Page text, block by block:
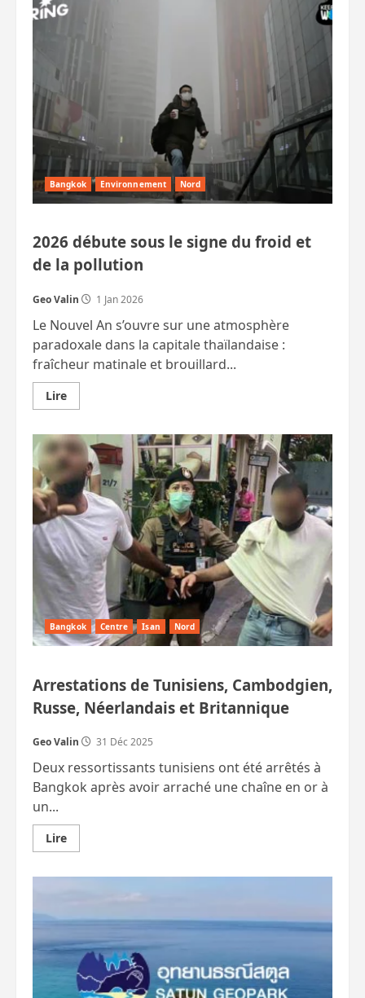
Fondation
Luang,
patronage
royal,
un
acteur
majeur
de
la
biodiversité
Bangkok Environnement Nord
2026 débute sous le signe du froid et
de la pollution
Geo Valin 1 Jan 2026
Le Nouvel An s’ouvre sur une atmosphère
paradoxale dans la capitale thaïlandaise :
fraîcheur matinale et brouillard...
LireEn
savoir
2026
débute
sous
le
signe
du
froid
et
de
la
pollution
Bangkok Centre Isan Nord
Arrestations de Tunisiens, Cambodgien,
Russe, Néerlandais et Britannique
Geo Valin 31 Déc 2025
Deux ressortissants tunisiens ont été arrêtés à
Bangkok après avoir arraché une chaîne en or à
un...
LireEn
savoir
Cambodgien,
Néerlandais
et
Britannique